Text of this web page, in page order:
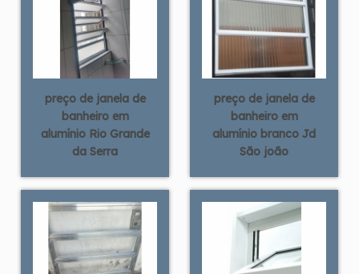
preço de janela de
banheiro em
alumínio Rio Grande
da Serra
preço de janela de
banheiro em
alumínio branco Jd
São joão